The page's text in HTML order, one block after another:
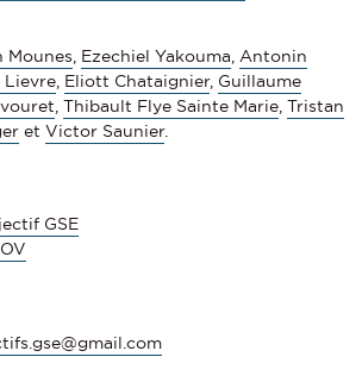
Mounes Ezechiel Yakouma Antonin
Lievre Eliott Chataignier, Guillaume
,Thibault Flye Sainte Marie ,Tristan
etVictor Saunier.
GSE